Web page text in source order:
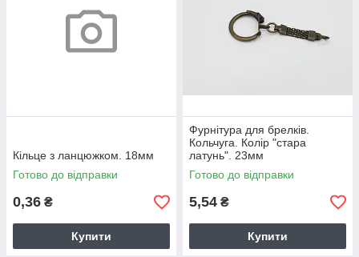
Кільце з ланцюжком. 18мм
Готово до відправки
0,36 ₴
Купити
Фурнітура для брелків.
Кольчуга. Колір "стара
латунь". 23мм
Готово до відправки
5,54 ₴
Купити